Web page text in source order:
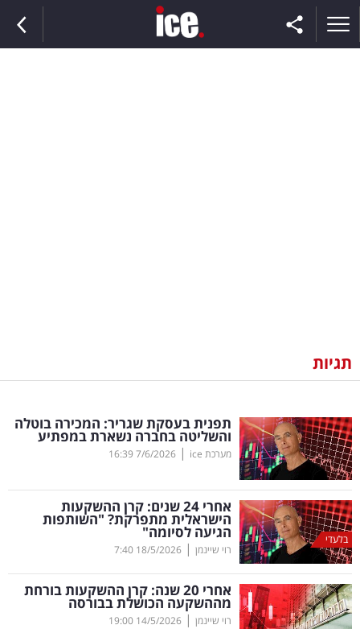
וצרכנות
דיגיטל
וטק
שיווק
ופרסום
משפט
מדדים
ומחקרים
תגיות
תפנית בעסקת שגריר: המכירה בוטלה
והשליטה בחברה נשארת במפתיע
מערכת ice |
7/6/2026
16:39
בלעדי
אחרי 24 שנים: קרן ההשקעות
הישראלית מתפרקת? "השותפות
הגיעה לסיומה"
רוי שיינמן |
18/5/2026
7:40
אחרי 20 שנה: קרן ההשקעות בורחת
מההשקעה הכושלת בבורסה
רוי שיינמן |
14/5/2026
19:00